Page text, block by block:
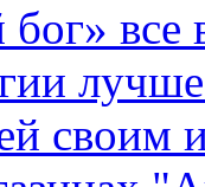
все
своим